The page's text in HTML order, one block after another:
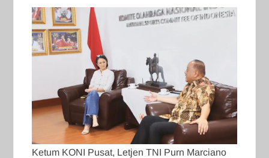
Ketum KONI Pusat, Letjen TNI Purn Marciano